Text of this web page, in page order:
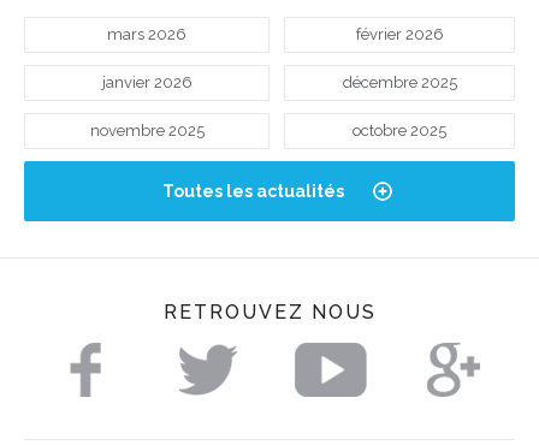
mars 2026 février 2026
janvier 2026 décembre 2025
novembre 2025 octobre 2025
Toutes les actualités
RETROUVEZ NOUS